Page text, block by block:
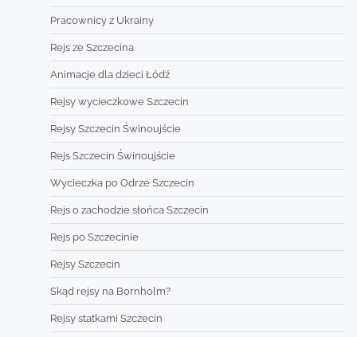
Pracownicy z Ukrainy
Rejs ze Szczecina
Animacje dla dzieci Łódź
Rejsy wycieczkowe Szczecin
Rejsy Szczecin Świnoujście
Rejs Szczecin Świnoujście
Wycieczka po Odrze Szczecin
Rejs o zachodzie słońca Szczecin
Rejs po Szczecinie
Rejsy Szczecin
Skąd rejsy na Bornholm?
Rejsy statkami Szczecin